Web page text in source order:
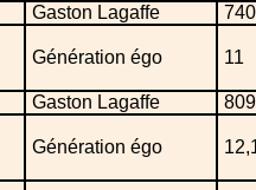
Gaston Lagaffe 740
Génération égo 11
Gaston Lagaffe 809
Génération égo